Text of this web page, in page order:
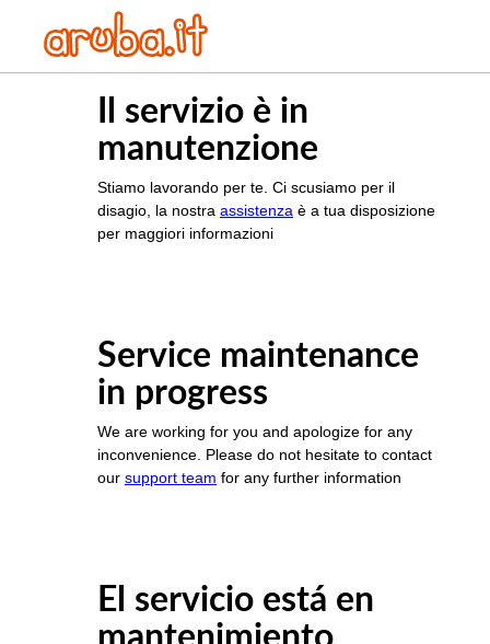
Il servizio è in
manutenzione
Stiamo lavorando per te. Ci scusiamo per il
disagio, la nostra assistenza è a tua disposizione
per maggiori informazioni
Service maintenance
in progress
We are working for you and apologize for any
inconvenience. Please do not hesitate to contact
our support team for any further information
El servicio está en